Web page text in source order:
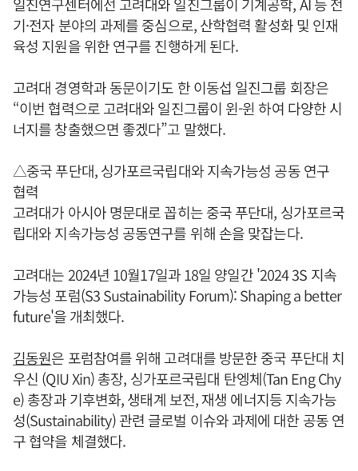
기·전자 분야의 과제를 중심으로, 산학협력 활성화 및 인재
육성 지원을 위한 연구를 진행하게 된다.
고려대 경영학과 동문이기도 한 이동섭 일진그룹 회장은
“이번 협력으로 고려대와 일진그룹이 윈-윈 하여 다양한 시
너지를 창출했으면 좋겠다”고 말했다.
△중국 푸단대, 싱가포르국립대와 지속가능성 공동 연구
협력
고려대가 아시아 명문대로 꼽히는 중국 푸단대, 싱가포르국
립대와 지속가능성 공동연구를 위해 손을 맞잡는다.
고려대는 2024년 10월17일과 18일 양일간 '2024 3S 지속
가능성 포럼(S3 Sustainability Forum): Shaping a better
future'을 개최했다.
김동원은 포럼참여를 위해 고려대를 방문한 중국 푸단대 치
우신 (QIU Xin) 총장, 싱가포르국립대 탄엥체(Tan Eng Chy
e) 총장과 기후변화, 생태계 보전, 재생 에너지등 지속가능
성(Sustainability) 관련 글로벌 이슈와 과제에 대한 공동 연
구 협약을 체결했다.